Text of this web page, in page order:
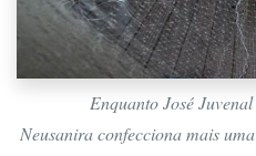
Enquanto José
Neusanira confecciona mais